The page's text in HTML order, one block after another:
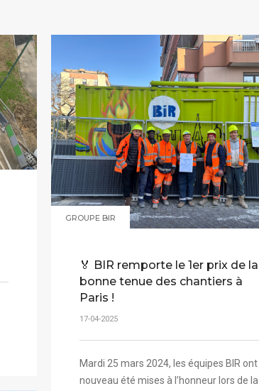
GROUPE BIR
🏅 BIR remporte le 1er prix de la
bonne tenue des chantiers à
Paris !
17-04-2025
Mardi 25 mars 2024, les équipes BIR ont
nouveau été mises à l’honneur lors de la